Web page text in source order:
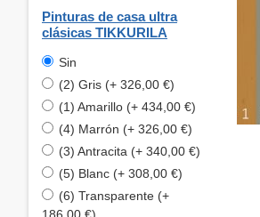
Pinturas de casa ultra
clásicas TIKKURILA
Sin
(2) Gris (+ 326,00 €)
(1) Amarillo (+ 434,00 €)
(4) Marrón (+ 326,00 €)
(3) Antracita (+ 340,00 €)
(5) Blanc (+ 308,00 €)
(6) Transparente (+
186,00 €)